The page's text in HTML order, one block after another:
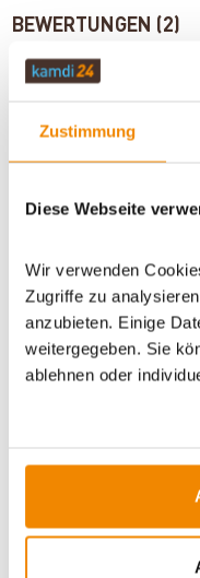
Zustimmung
Diese Webseite
Wir verwenden
Zugriffe zu
anzubieten. Einige
weitergegeben. Sie
ablehnen oder
BEWERTUNGEN (2)
Artikeldatenblatt
Dieses Produkt finden
Entlüftung|